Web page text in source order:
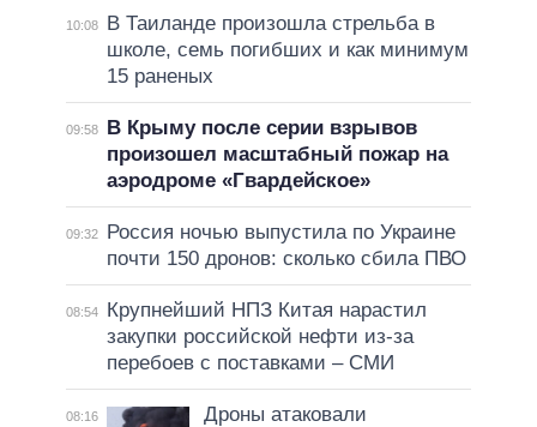
10:08
В Таиланде произошла стрельба в
школе, семь погибших и как минимум
15 раненых
09:58
В Крыму после серии взрывов
произошел масштабный пожар на
аэродроме «Гвардейское»
09:32
Россия ночью выпустила по Украине
почти 150 дронов: сколько сбила ПВО
08:54
Крупнейший НПЗ Китая нарастил
закупки российской нефти из-за
перебоев с поставками – СМИ
08:16
Дроны атаковали